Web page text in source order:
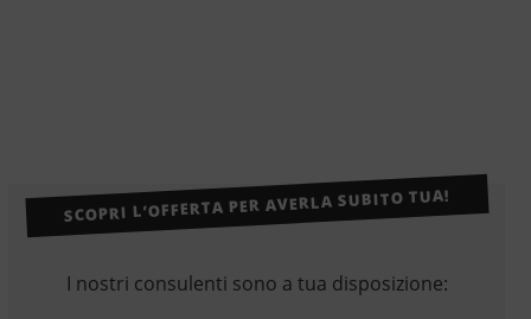
SCOPRI L’OFFERTA PER AVERLA SUBITO TUA!
I nostri consulenti sono a tua disposizione: